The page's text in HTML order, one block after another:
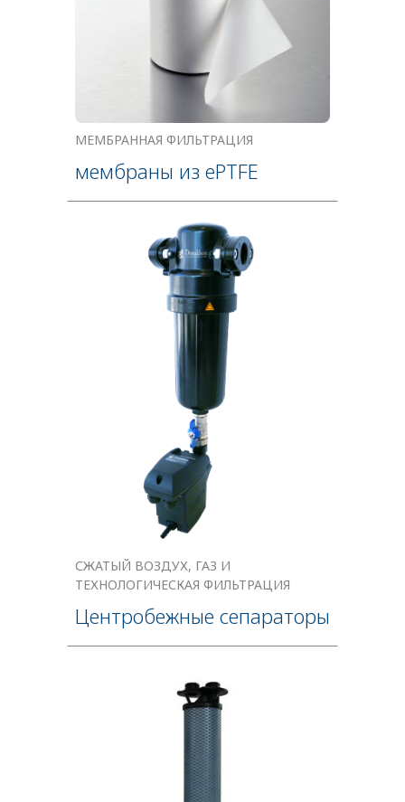
МЕМБРАННАЯ ФИЛЬТРАЦИЯ
мембраны из ePTFE
СЖАТЫЙ ВОЗДУХ, ГАЗ И
ТЕХНОЛОГИЧЕСКАЯ ФИЛЬТРАЦИЯ
Центробежные сепараторы